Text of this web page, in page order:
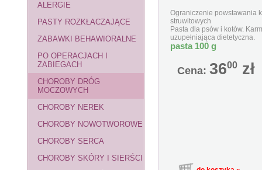
ALERGIE
PASTY ROZKŁACZAJĄCE
ZABAWKI BEHAWIORALNE
PO OPERACJACH I
ZABIEGACH
CHOROBY DRÓG
MOCZOWYCH
CHOROBY NEREK
CHOROBY NOWOTWOROWE
CHOROBY SERCA
CHOROBY SKÓRY I SIERŚCI
Ograniczenie powstawania
struwitowych
Pasta dla psów i kotów.
uzupełniająca dietetyczna.
pasta 100 g
Cena: 3600zł